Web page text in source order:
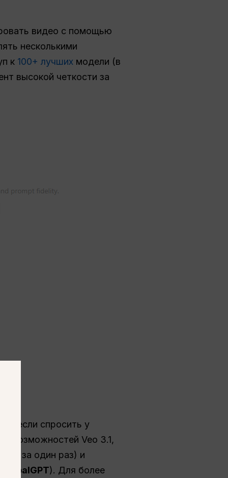
видео с помощью
несколькими
к 100+ лучших модели (в
высокой четкости за
если спросить у
возможностей Veo 3.1,
за один раз) и
GlobalGPT). Для более